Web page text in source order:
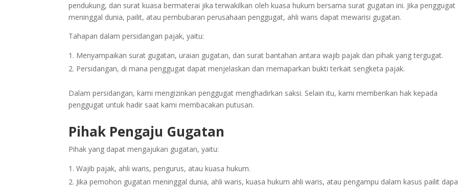
pendukung, dan surat kuasa bermaterai jika terwakilkan oleh kuasa hukum bersama surat gugatan ini. Jika penggugat
meninggal dunia, pailit, atau pembubaran perusahaan penggugat, ahli waris dapat mewarisi gugatan.
Tahapan dalam persidangan pajak, yaitu:
Menyampaikan surat gugatan, uraian gugatan, dan surat bantahan antara wajib pajak dan pihak yang tergugat.
Persidangan, di mana penggugat dapat menjelaskan dan memaparkan bukti terkait sengketa pajak.
Dalam persidangan, kami mengizinkan penggugat menghadirkan saksi. Selain itu, kami memberikan hak kepada
penggugat untuk hadir saat kami membacakan putusan.
Pihak Pengaju Gugatan
Pihak yang dapat mengajukan gugatan, yaitu:
Wajib pajak, ahli waris, pengurus, atau kuasa hukum.
Jika pemohon gugatan meninggal dunia, ahli waris, kuasa hukum ahli waris, atau pengampu dalam kasus pailit